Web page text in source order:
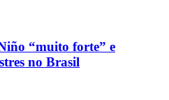
“muito forte” e
no Brasil